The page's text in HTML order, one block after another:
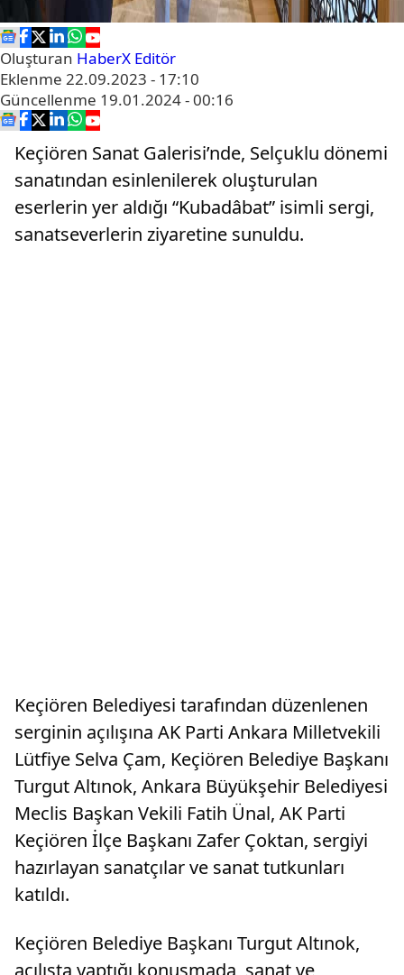
Oluşturan HaberX Editör
Eklenme 22.09.2023 - 17:10
Güncellenme 19.01.2024 - 00:16
Keçiören Sanat Galerisi’nde, Selçuklu dönemi
sanatından esinlenilerek oluşturulan
eserlerin yer aldığı “Kubadâbat” isimli sergi,
sanatseverlerin ziyaretine sunuldu.
Keçiören Belediyesi tarafından düzenlenen
serginin açılışına AK Parti Ankara Milletvekili
Lütfiye Selva Çam, Keçiören Belediye Başkanı
Turgut Altınok, Ankara Büyükşehir Belediyesi
Meclis Başkan Vekili Fatih Ünal, AK Parti
Keçiören İlçe Başkanı Zafer Çoktan, sergiyi
hazırlayan sanatçılar ve sanat tutkunları
katıldı.
Keçiören Belediye Başkanı Turgut Altınok,
açılışta yaptığı konuşmada, sanat ve